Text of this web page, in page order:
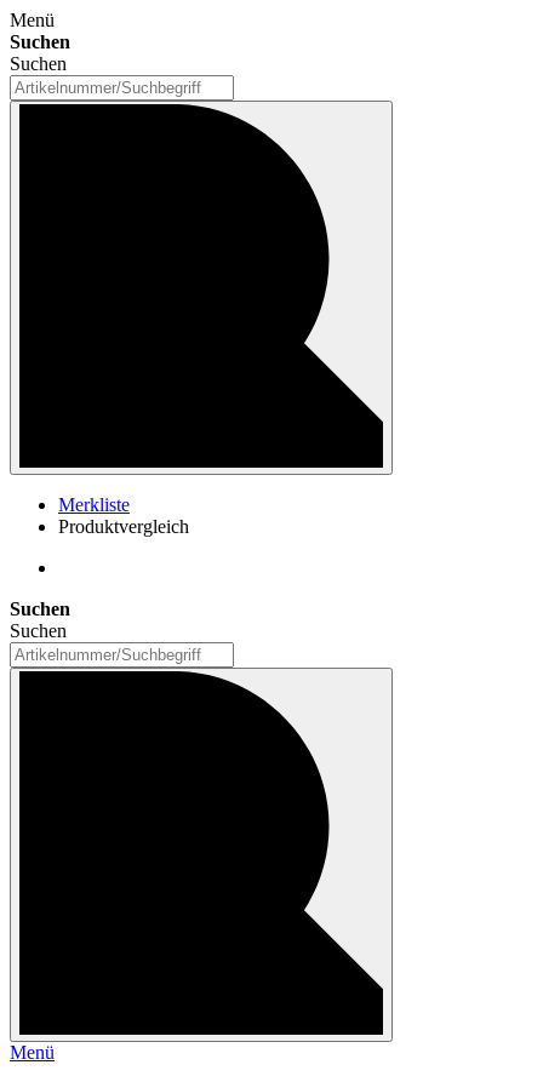
Menü
Suchen
Suchen
Merkliste
Produktvergleich
Suchen
Suchen
Menü